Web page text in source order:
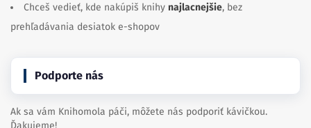
Chceš vedieť, kde nakúpiš knihy najlacnejšie, bez
prehľadávania desiatok e-shopov
Podporte nás
Ak sa vám Knihomola páči, môžete nás podporiť kávičkou.
Ďakujeme!